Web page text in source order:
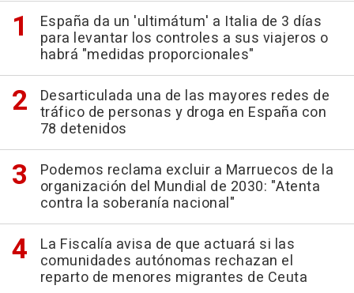
España da un 'ultimátum' a Italia de 3 días
para levantar los controles a sus viajeros o
habrá "medidas proporcionales"
Desarticulada una de las mayores redes de
tráfico de personas y droga en España con
78 detenidos
Podemos reclama excluir a Marruecos de la
organización del Mundial de 2030: "Atenta
contra la soberanía nacional"
La Fiscalía avisa de que actuará si las
comunidades autónomas rechazan el
reparto de menores migrantes de Ceuta